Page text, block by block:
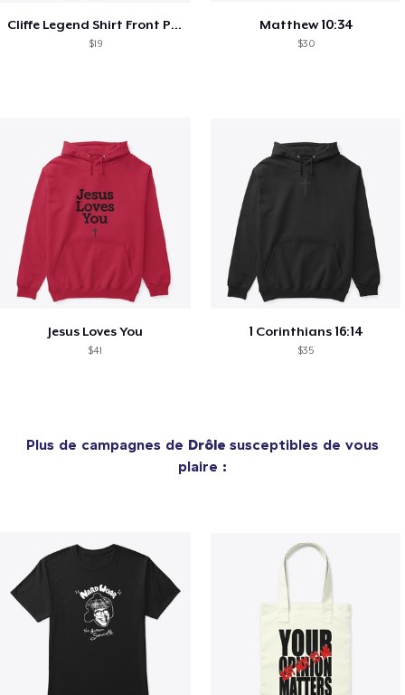
Cliffe Legend Shirt Front Print
$19
Matthew 10:34
$30
Jesus Loves You
$41
1 Corinthians 16:14
$35
Plus de campagnes de Drôle susceptibles de vous
plaire :